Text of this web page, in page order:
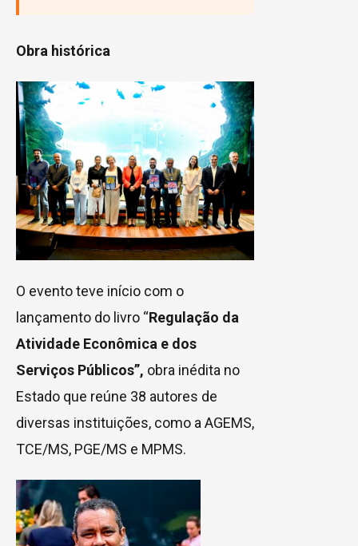
Obra histórica
O evento teve início com o
lançamento do livro “Regulação da
Atividade Econômica e dos
Serviços Públicos”, obra inédita no
Estado que reúne 38 autores de
diversas instituições, como a AGEMS,
TCE/MS, PGE/MS e MPMS.